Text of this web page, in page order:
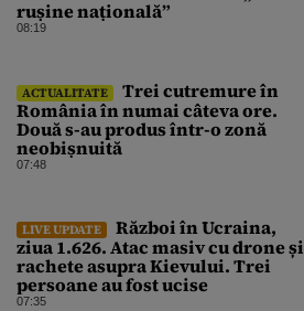
rușine națională”
08:19
ACTUALITATE
Trei cutremure în
România în numai câteva ore.
Două s-au produs într-o zonă
neobișnuită
07:48
LIVE UPDATE
Război în Ucraina,
ziua 1.626. Atac masiv cu drone și
rachete asupra Kievului. Trei
persoane au fost ucise
07:35